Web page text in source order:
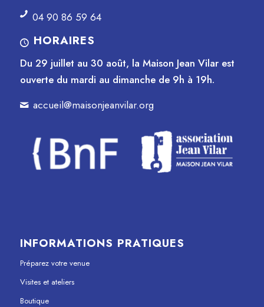
04 90 86 59 64
HORAIRES
Du 29 juillet au 30 août, la Maison Jean Vilar est
ouverte du mardi au dimanche de 9h à 19h.
accueil@maisonjeanvilar.org
INFORMATIONS PRATIQUES
Préparez votre venue
Visites et ateliers
Boutique